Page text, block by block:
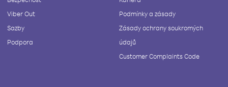
Viber Out
Sazby
Podpora
Podmínky a zásady
Zásady ochrany soukromých
údajů
Customer Complaints Code